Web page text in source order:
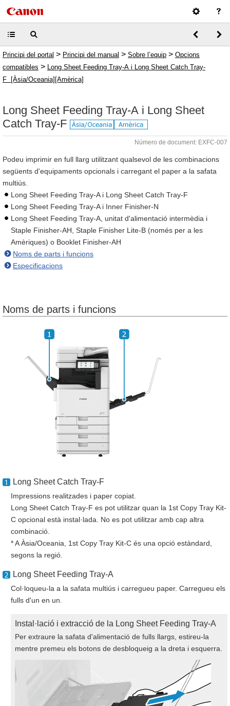
Principi del portal > Principi del manual > Sobre l’equip > Opcions
compatibles > Long Sheet Feeding Tray-A i Long Sheet Catch Tray-
F [Àsia/Oceania][Amèrica]
Long Sheet Feeding Tray-A i Long Sheet
Catch Tray-F
Número de document: EXFC-007
Podeu imprimir en full llarg utilitzant qualsevol de les combinacions
següents d'equipaments opcionals i carregant el paper a la safata
multiús.
Long Sheet Feeding Tray-A i Long Sheet Catch Tray-F
Long Sheet Feeding Tray-A i Inner Finisher-N
Long Sheet Feeding Tray-A, unitat d'alimentació intermèdia i
Staple Finisher-AH, Staple Finisher Lite-B (només per a les
Amèriques) o Booklet Finisher-AH
Noms de parts i funcions
Especificacions
Noms de parts i funcions
Long Sheet Catch Tray-F
Impressions realitzades i paper copiat.
Long Sheet Catch Tray-F es pot utilitzar quan la 1st Copy Tray Kit-
C opcional està instal·lada. No es pot utilitzar amb cap altra
combinació.
* A Àsia/Oceania, 1st Copy Tray Kit-C és una opció estàndard,
segons la regió.
Long Sheet Feeding Tray-A
Col·loqueu-la a la safata multiús i carregueu paper. Carregueu els
fulls d'un en un.
Instal·lació i extracció de la Long Sheet Feeding Tray-A
Per extraure la safata d'alimentació de fulls llargs, estireu-la
mentre premeu els botons de desbloqueig a la dreta i esquerra.